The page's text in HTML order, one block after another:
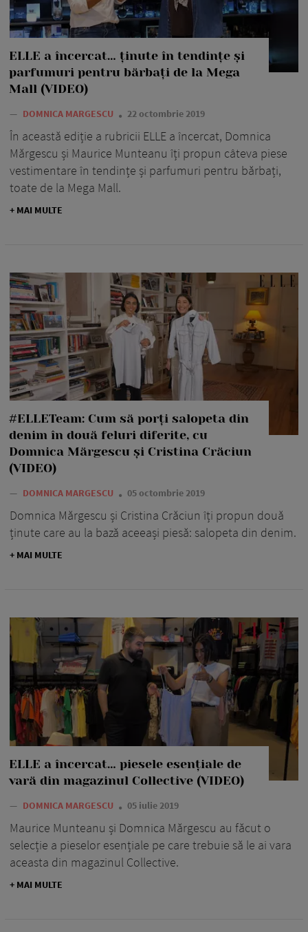
ELLE a încercat… ținute în tendințe și
parfumuri pentru bărbați de la Mega
Mall (VIDEO)
— DOMNICA MARGESCU 22 octombrie 2019
În această ediție a rubricii ELLE a încercat, Domnica
Mărgescu și Maurice Munteanu îți propun câteva piese
vestimentare în tendințe și parfumuri pentru bărbați,
toate de la Mega Mall.
+ MAI MULTE
#ELLETeam: Cum să porți salopeta din
denim în două feluri diferite, cu
Domnica Mărgescu și Cristina Crăciun
(VIDEO)
— DOMNICA MARGESCU 05 octombrie 2019
Domnica Mărgescu și Cristina Crăciun îți propun două
ținute care au la bază aceeași piesă: salopeta din denim.
+ MAI MULTE
ELLE a încercat… piesele esențiale de
vară din magazinul Collective (VIDEO)
— DOMNICA MARGESCU 05 iulie 2019
Maurice Munteanu și Domnica Mărgescu au făcut o
selecție a pieselor esențiale pe care trebuie să le ai vara
aceasta din magazinul Collective.
+ MAI MULTE